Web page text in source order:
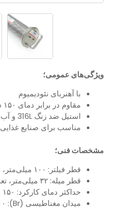
ویژگی‌های عمومی؛
با آهنربای نئودیمیوم
مقاوم در برابر دمای ۱۵۰ درجه سانتی‌گراد
استیل ضد زنگ 316L و آب‌بندی شده
مناسب برای صنایع غذایی
مشخصات فنی؛
قطر فیلتر: ۱۰۰ میلی‌متر، طول فیلتر: ۵۰۰ میلی‌متر
قطر میله: ۳۲ میلی‌متر، تعداد میله: ۱
حداکثر دمای کارکرد: ۱۵۰ درجه سانتی‌گراد
میدان مغناطیسی (Br): ۱۰۰۰۰-۱۲۰۰۰ گاوس